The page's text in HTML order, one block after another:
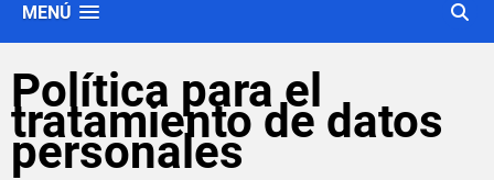
MENÚ
Política para el
tratamiento de datos
personales